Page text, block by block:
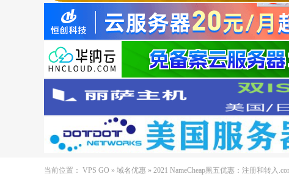
当前位置： VPS GO » 域名优惠 » 2021 NameCheap黑五优惠：注册和转入